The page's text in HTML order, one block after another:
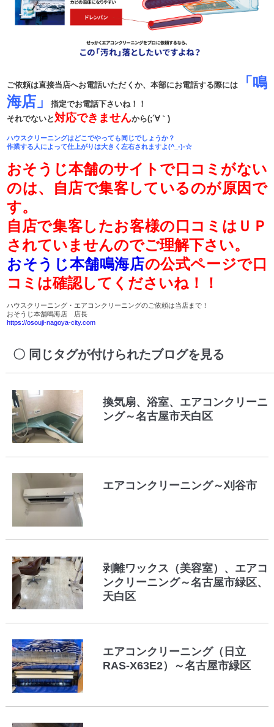
ご依頼は直接当店へお電話いただくか、本部にお電話する際には「鳴
海店」指定でお電話下さいね！！
それでないと対応できませんから(;´∀｀)
ハウスクリーニングはどこでやっても同じでしょうか？
作業する人によって仕上がりは大きく左右されますよ(^_-)-☆
おそうじ本舗のサイトで口コミがない
のは、自店で集客しているのが原因で
す。
自店で集客したお客様の口コミはＵＰ
されていませんのでご理解下さい。
おそうじ本舗鳴海店の公式ページで口
コミは確認してくださいね！！
ハウスクリーニング・エアコンクリーニングのご依頼は当店まで！
おそうじ本舗鳴海店 店長
https://osouji-nagoya-city.com
同じタグが付けられたブログを見る
換気扇、浴室、エアコンクリーニ
ング～名古屋市天白区
エアコンクリーニング～刈谷市
剥離ワックス（美容室）、エアコ
ンクリーニング～名古屋市緑区、
天白区
エアコンクリーニング（日立
RAS-X63E2）～名古屋市緑区